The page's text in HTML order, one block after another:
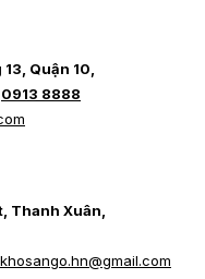
Quận 10,
0913 8888
Thanh Xuân,
khosango.hn@gmail.com